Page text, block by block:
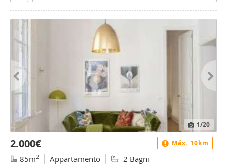
1/20
2.000€
85m2 Appartamento 2 Bagni
Máx. 10km